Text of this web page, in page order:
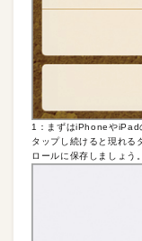
1：まずはiPhoneやiPad
タップし続けると現れる
ロールに保存しましょう。